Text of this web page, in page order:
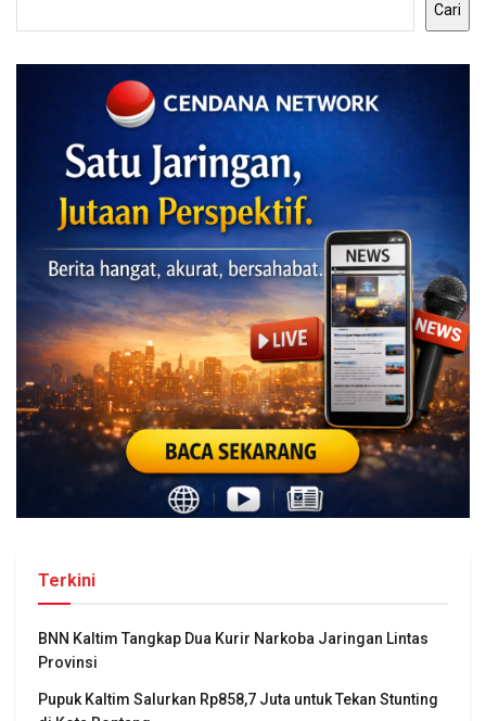
Cari
Terkini
BNN Kaltim Tangkap Dua Kurir Narkoba Jaringan Lintas
Provinsi
Pupuk Kaltim Salurkan Rp858,7 Juta untuk Tekan Stunting